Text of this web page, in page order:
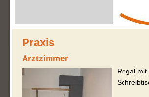
Praxis
Arztzimmer
Regal mit